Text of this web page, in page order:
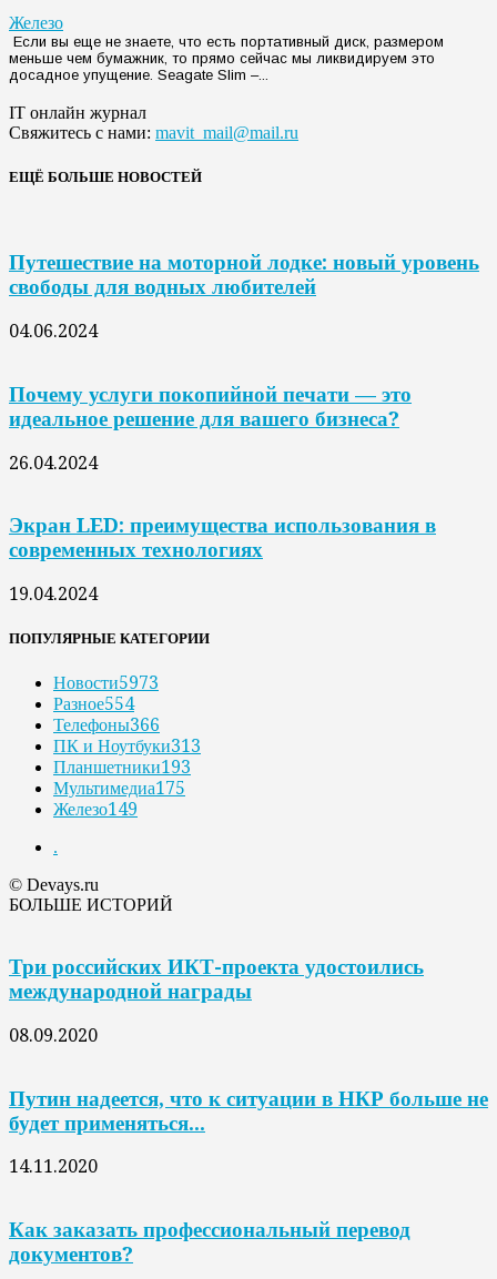
Железо
Если вы еще не знаете, что есть портативный диск, размером
меньше чем бумажник, то прямо сейчас мы ликвидируем это
досадное упущение. Seagate Slim –...
IT онлайн журнал
Свяжитесь с нами: mavit_mail@mail.ru
ЕЩЁ БОЛЬШЕ НОВОСТЕЙ
Путешествие на моторной лодке: новый уровень
свободы для водных любителей
04.06.2024
Почему услуги покопийной печати — это
идеальное решение для вашего бизнеса?
26.04.2024
Экран LED: преимущества использования в
современных технологиях
19.04.2024
ПОПУЛЯРНЫЕ КАТЕГОРИИ
Новости5973
Разное554
Телефоны366
ПК и Ноутбуки313
Планшетники193
Мультимедиа175
Железо149
.
© Devays.ru
БОЛЬШЕ ИСТОРИЙ
Три российских ИКТ-проекта удостоились
международной награды
08.09.2020
Путин надеется, что к ситуации в НКР больше не
будет применяться...
14.11.2020
Как заказать профессиональный перевод
документов?